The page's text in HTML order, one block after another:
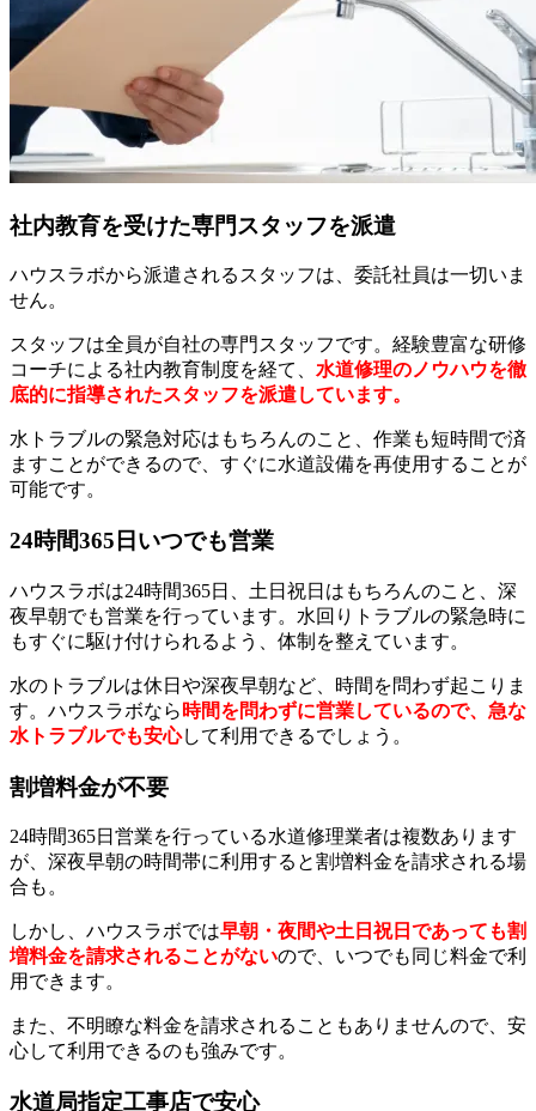
社内教育を受けた専門スタッフを派遣
ハウスラボから派遣されるスタッフは、委託社員は一切いま
せん。
スタッフは全員が自社の専門スタッフです。経験豊富な研修
コーチによる社内教育制度を経て、 水道修理のノウハウを徹
底的に指導されたスタッフを派遣しています。
水トラブルの緊急対応はもちろんのこと、作業も短時間で済
ますことができるので、すぐに水道設備を再使用することが
可能です。
24時間365日いつでも営業
ハウスラボは24時間365日、土日祝日はもちろんのこと、深
夜早朝でも営業を行っています。水回りトラブルの緊急時に
もすぐに駆け付けられるよう、体制を整えています。
水のトラブルは休日や深夜早朝など、時間を問わず起こりま
す。ハウスラボなら 時間を問わずに営業しているので、急な
水トラブルでも安心して利用できるでしょう。
割増料金が不要
24時間365日営業を行っている水道修理業者は複数あります
が、深夜早朝の時間帯に利用すると割増料金を請求される場
合も。
しかし、ハウスラボでは早朝・夜間や土日祝日であっても割
増料金を請求されることがないので、いつでも同じ料金で利
用できます。
また、不明瞭な料金を請求されることもありませんので、安
心して利用できるのも強みです。
水道局指定工事店で安心